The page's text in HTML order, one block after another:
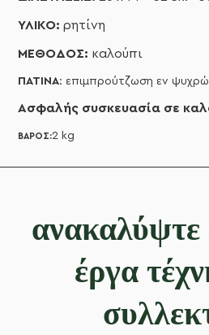
ΥΛΙΚΟ:ρητίνη
ΜΕΘΟΔΟΣ: καλούπι
ΠΑΤΙΝΑ: επιμπρούτζωση εν ψυχρώ
Ασφαλής συσκευασία σε
ΒΆΡΟΣ:2 kg
ανακαλύψτε
έργα